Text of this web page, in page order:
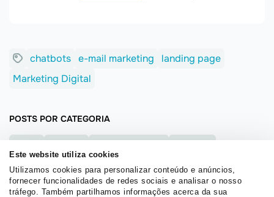
Este website utiliza cookies
Utilizamos cookies para personalizar conteúdo e anúncios,
fornecer funcionalidades de redes sociais e analisar o nosso
tráfego. Também partilhamos informações acerca da sua
chatbots e-mail marketing
landing page
Marketing Digital
POSTS POR CATEGORIA
Cases Chatbot Email Marketing Em geral
Landing Pages
Marketing e vendas
Novos recursos e atualizações Cursos online